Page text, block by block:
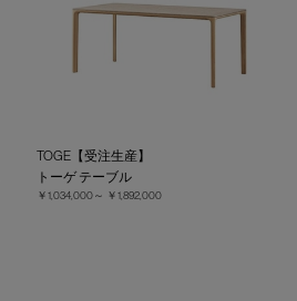
TOGE【受注生産】
トーゲ テーブル
￥1,034,000～ ￥1,892,000